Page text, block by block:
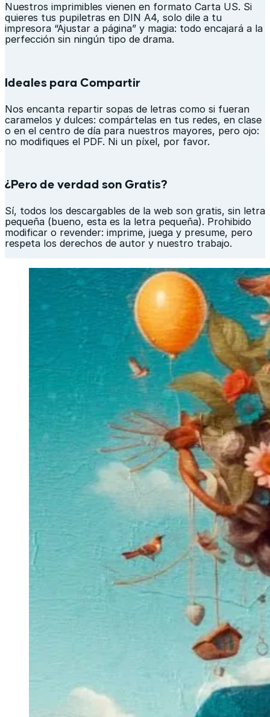
Nuestros imprimibles vienen en formato Carta US. Si
quieres tus pupiletras en DIN A4, solo dile a tu
impresora “Ajustar a página” y magia: todo encajará a la
perfección sin ningún tipo de drama.
Ideales para Compartir
Nos encanta repartir sopas de letras como si fueran
caramelos y dulces: compártelas en tus redes, en clase
o en el centro de día para nuestros mayores, pero ojo:
no modifiques el PDF. Ni un píxel, por favor.
¿Pero de verdad son Gratis?
Sí, todos los descargables de la web son gratis, sin letra
pequeña (bueno, esta es la letra pequeña). Prohibido
modificar o revender: imprime, juega y presume, pero
respeta los derechos de autor y nuestro trabajo.